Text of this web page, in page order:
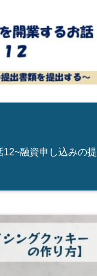
12~融資申し込みの提